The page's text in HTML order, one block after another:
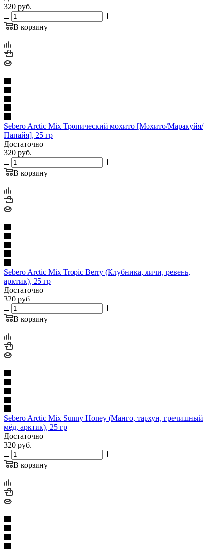
320 руб.
В корзину
Sebero Arctic Mix Тропический мохито [Мохито/Маракуйя/
Папайя], 25 гр
Достаточно
320 руб.
В корзину
Sebero Arctic Mix Tropic Berry (Клубника, личи, ревень,
арктик), 25 гр
Достаточно
320 руб.
В корзину
Sebero Arctic Mix Sunny Honey (Манго, тархун, гречишный
мёд, арктик), 25 гр
Достаточно
320 руб.
В корзину